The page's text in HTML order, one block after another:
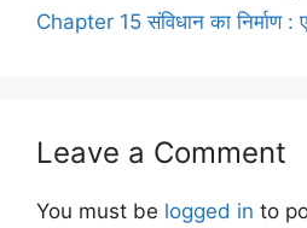
Chapter 15 संविधान का
Leave a Comment
You must be logged in to